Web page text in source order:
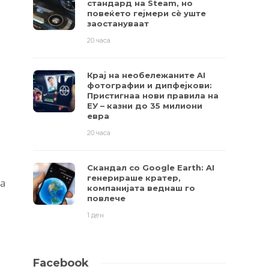
стандард на Steam, но
повеќето гејмери ​​сè уште
заостануваат
20 часа
Крај на необележаните AI
фотографии и дипфејкови:
Пристигнаа нови правила на
ЕУ – казни до 35 милиони
евра
20 часа
Скандал со Google Earth: AI
генерираше кратер,
компанијата веднаш го
повлече
1 ден
Facebook